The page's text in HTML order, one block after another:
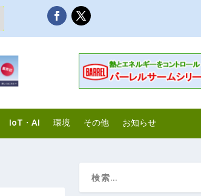
IoT・AI 環境 その他 お知らせ